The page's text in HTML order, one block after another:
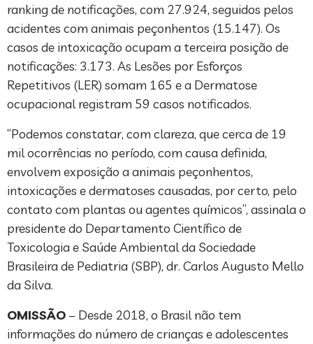
ranking de notificações, com 27.924, seguidos pelos
acidentes com animais peçonhentos (15.147). Os
casos de intoxicação ocupam a terceira posição de
notificações: 3.173. As Lesões por Esforços
Repetitivos (LER) somam 165 e a Dermatose
ocupacional registram 59 casos notificados.
“Podemos constatar, com clareza, que cerca de 19
mil ocorrências no período, com causa definida,
envolvem exposição a animais peçonhentos,
intoxicações e dermatoses causadas, por certo, pelo
contato com plantas ou agentes químicos”, assinala o
presidente do Departamento Científico de
Toxicologia e Saúde Ambiental da Sociedade
Brasileira de Pediatria (SBP), dr. Carlos Augusto Mello
da Silva.
OMISSÃO – Desde 2018, o Brasil não tem
informações do número de crianças e adolescentes